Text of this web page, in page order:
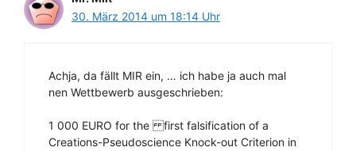
30. März 2014 um 18:14 Uhr
Achja, da fällt MIR ein, … ich habe ja auch mal
nen Wettbewerb ausgeschrieben:
1 000 EURO for the first falsification of a
Creations-Pseudoscience Knock-out Criterion in